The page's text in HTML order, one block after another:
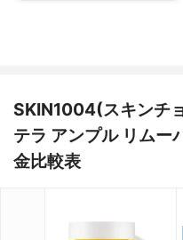
SKIN1004(スキンチ
テラ アンプル リムー
金比較表